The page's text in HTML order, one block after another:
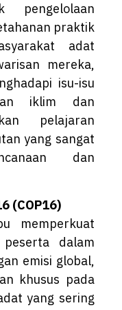
praktik
adat
mereka,
isu-isu
iklim dan
pelajaran
yang sangat
dan
(COP16)
memperkuat
peserta dalam
emisi global,
khusus pada
yang sering